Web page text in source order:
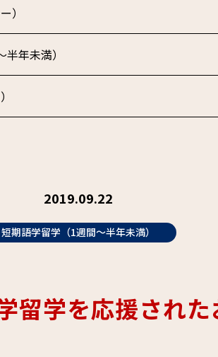
）
年未満）
2019.09.22
短期語学留学（1週間～半年未満）
留学を応援された